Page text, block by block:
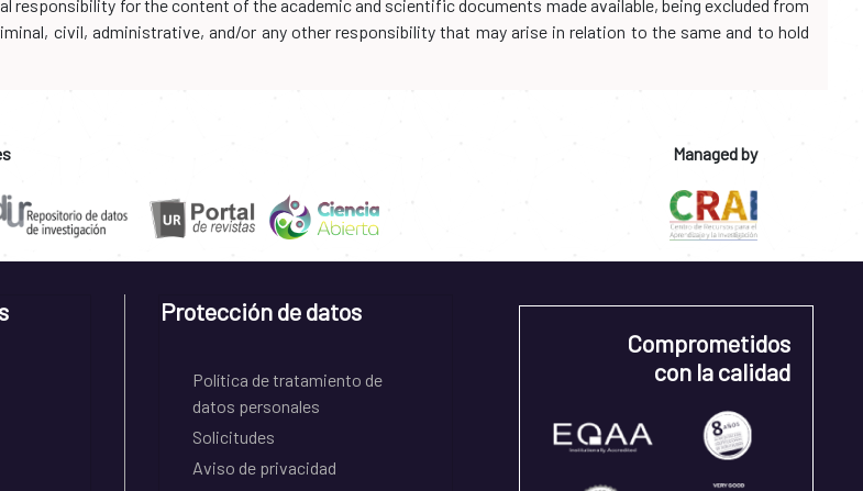
responsibility for the content of the academic and scientific documents made available, being excluded from
civil, administrative, and/or any other responsibility that may arise in relation to the same and to hold
Managed by
Protección de datos
Política de tratamiento de
datos personales
Solicitudes
Aviso de privacidad
Comprometidos
con la calidad